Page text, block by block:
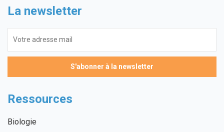
La newsletter
Ressources
Biologie